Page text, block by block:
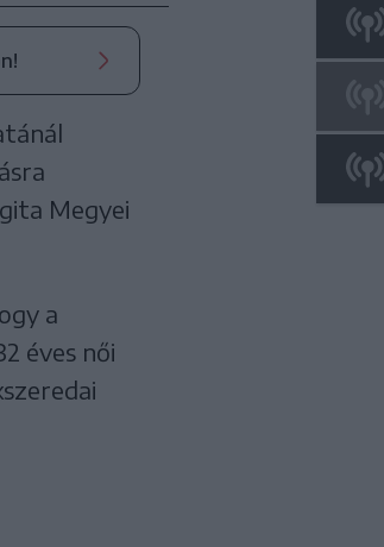
Megyei
a
éves női